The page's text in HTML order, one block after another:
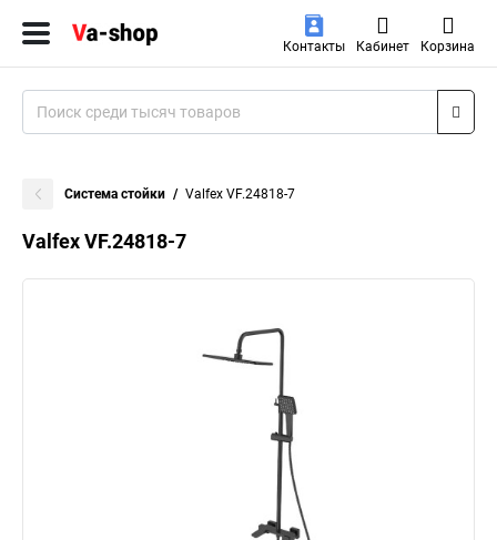
Контакты Кабинет Корзина
Система стойки Valfex VF.24818-7
Valfex VF.24818-7